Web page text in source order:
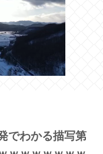
でわかる描写第